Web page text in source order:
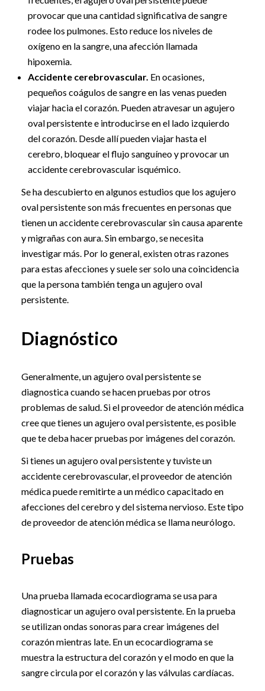
provocar que una cantidad significativa de sangre
rodee los pulmones. Esto reduce los niveles de
oxígeno en la sangre, una afección llamada
hipoxemia.
Accidente cerebrovascular. En ocasiones,
pequeños coágulos de sangre en las venas pueden
viajar hacia el corazón. Pueden atravesar un agujero
oval persistente e introducirse en el lado izquierdo
del corazón. Desde allí pueden viajar hasta el
cerebro, bloquear el flujo sanguíneo y provocar un
accidente cerebrovascular isquémico.
Se ha descubierto en algunos estudios que los agujero
oval persistente son más frecuentes en personas que
tienen un accidente cerebrovascular sin causa aparente
y migrañas con aura. Sin embargo, se necesita
investigar más. Por lo general, existen otras razones
para estas afecciones y suele ser solo una coincidencia
que la persona también tenga un agujero oval
persistente.
Diagnóstico
Generalmente, un agujero oval persistente se
diagnostica cuando se hacen pruebas por otros
problemas de salud. Si el proveedor de atención médica
cree que tienes un agujero oval persistente, es posible
que te deba hacer pruebas por imágenes del corazón.
Si tienes un agujero oval persistente y tuviste un
accidente cerebrovascular, el proveedor de atención
médica puede remitirte a un médico capacitado en
afecciones del cerebro y del sistema nervioso. Este tipo
de proveedor de atención médica se llama neurólogo.
Pruebas
Una prueba llamada ecocardiograma se usa para
diagnosticar un agujero oval persistente. En la prueba
se utilizan ondas sonoras para crear imágenes del
corazón mientras late. En un ecocardiograma se
muestra la estructura del corazón y el modo en que la
sangre circula por el corazón y las válvulas cardíacas.